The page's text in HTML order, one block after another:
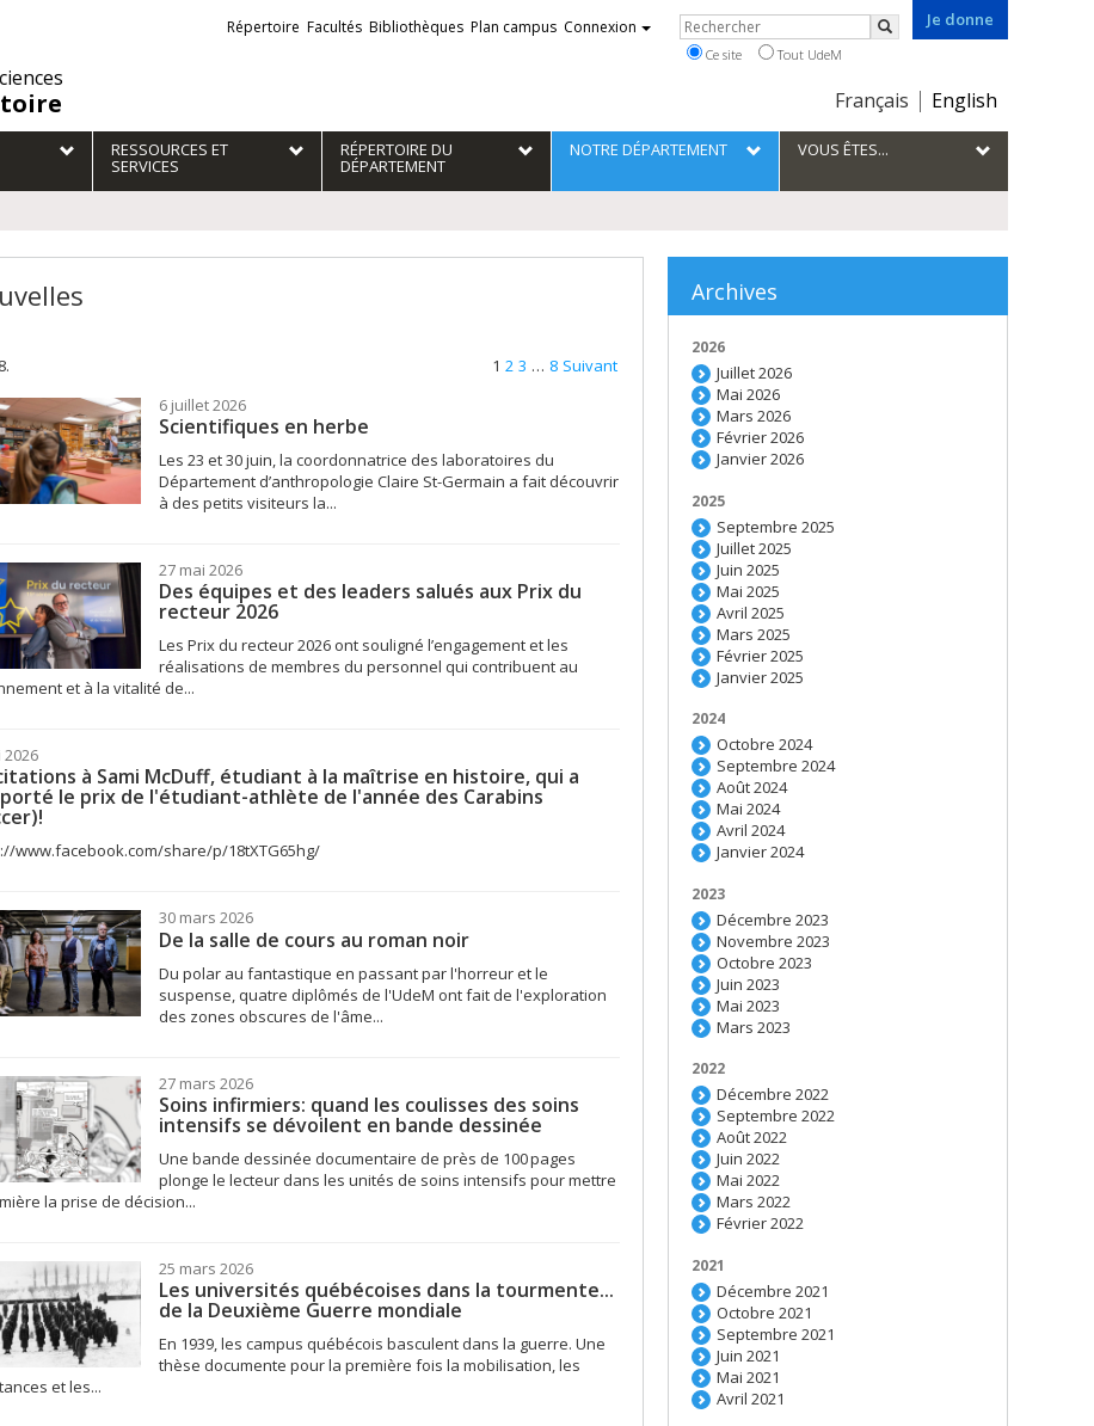
Je donne
Choix
la
langue
Français English
Liens
externes
Répertoire Facultés Bibliothèques Plan campus Connexion Rechercher
Rechercher
Ce site Tout UdeM
RESSOURCES ET
SERVICES
RÉPERTOIRE DU
DÉPARTEMENT
NOTRE DÉPARTEMENT VOUS ÊTES...
1 2 3 … 8 Suivant
6 juillet 2026
Scientifiques en herbe
Les 23 et 30 juin, la coordonnatrice des laboratoires du
Département d’anthropologie Claire St-Germain a fait découvrir
à des petits visiteurs la...
27 mai 2026
Des équipes et des leaders salués aux Prix du
recteur 2026
Les Prix du recteur 2026 ont souligné l’engagement et les
réalisations de membres du personnel qui contribuent au
et à la vitalité de...
2026
à Sami McDuff, étudiant à la maîtrise en histoire, qui a
le prix de l'étudiant-athlète de l'année des Carabins
www.facebook.com/share/p/18tXTG65hg/
30 mars 2026
De la salle de cours au roman noir
Du polar au fantastique en passant par l'horreur et le
suspense, quatre diplômés de l'UdeM ont fait de l'exploration
des zones obscures de l'âme...
27 mars 2026
Soins infirmiers: quand les coulisses des soins
intensifs se dévoilent en bande dessinée
Une bande dessinée documentaire de près de 100 pages
plonge le lecteur dans les unités de soins intensifs pour mettre
la prise de décision...
25 mars 2026
Les universités québécoises dans la tourmente...
de la Deuxième Guerre mondiale
En 1939, les campus québécois basculent dans la guerre. Une
thèse documente pour la première fois la mobilisation, les
et les...
Archives
2026
Juillet 2026
Mai 2026
Mars 2026
Février 2026
Janvier 2026
2025
Septembre 2025
Juillet 2025
Juin 2025
Mai 2025
Avril 2025
Mars 2025
Février 2025
Janvier 2025
2024
Octobre 2024
Septembre 2024
Août 2024
Mai 2024
Avril 2024
Janvier 2024
2023
Décembre 2023
Novembre 2023
Octobre 2023
Juin 2023
Mai 2023
Mars 2023
2022
Décembre 2022
Septembre 2022
Août 2022
Juin 2022
Mai 2022
Mars 2022
Février 2022
2021
Décembre 2021
Octobre 2021
Septembre 2021
Juin 2021
Mai 2021
Avril 2021